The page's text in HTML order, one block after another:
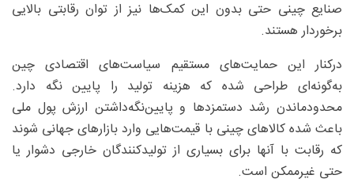
صنایع چینی حتی بدون این کمک‌ها نیز از توان رقابتی بالایی
برخوردار هستند.
درکنار این حمایت‌های مستقیم سیاست‌های اقتصادی چین
به‌گونه‌ای طراحی شده که هزینه تولید را پایین نگه دارد.
محدودماندن رشد دستمزدها و پایین‌نگه‌داشتن ارزش پول ملی
باعث شده کالاهای چینی با قیمت‌هایی وارد بازارهای جهانی شوند
که رقابت با آنها برای بسیاری از تولیدکنندگان خارجی دشوار یا
حتی غیرممکن است.